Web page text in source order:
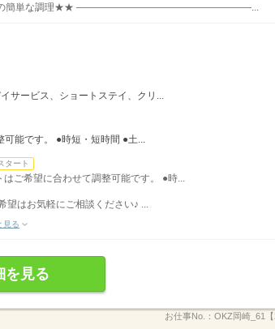
簡単な調理★★ ――――――――――――――――――...
サービス、ショートステイ、クリ...
能です。 ●時短・短時間 ●土...
タート
ご希望に合わせて調整可能です。 ●時...
はお気軽にご相談ください♪ ...
見る
を見る
お仕事No.： OKZ岡崎_61【